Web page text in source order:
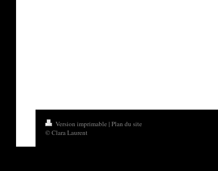
Version imprimable | Plan du site
© Clara Laurent